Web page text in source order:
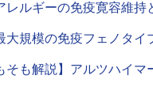
レルギーの免疫寛容維持
大規模の免疫フェノタイ
そも解説】アルツハイ